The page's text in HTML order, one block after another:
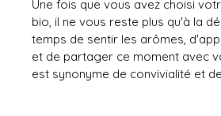
Une fois que vous avez choisi
bio, il ne vous reste plus qu'à la
temps de sentir les arômes,
et de partager ce moment avec
est synonyme de convivialité et